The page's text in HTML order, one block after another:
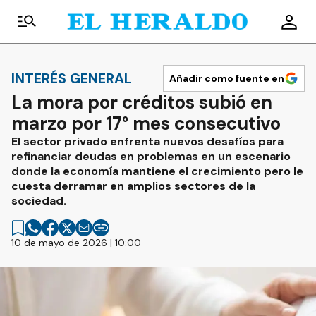
INTERÉS GENERAL Añadir como fuente en
La mora por créditos subió en
marzo por 17° mes consecutivo
El sector privado enfrenta nuevos desafíos para
refinanciar deudas en problemas en un escenario
donde la economía mantiene el crecimiento pero le
cuesta derramar en amplios sectores de la
sociedad.
10 de mayo de 2026 | 10:00